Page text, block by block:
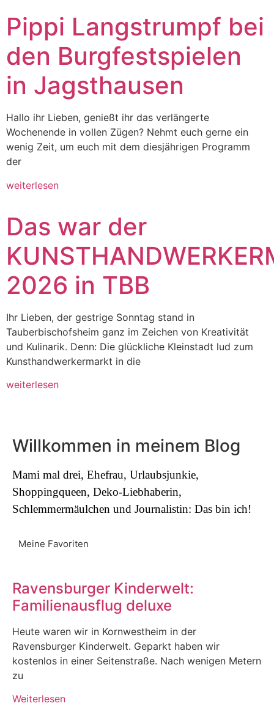
Pippi Langstrumpf bei
den Burgfestspielen
in Jagsthausen
Hallo ihr Lieben, genießt ihr das verlängerte
Wochenende in vollen Zügen? Nehmt euch gerne ein
wenig Zeit, um euch mit dem diesjährigen Programm
der
weiterlesen
Das war der
2026 in TBB
Ihr Lieben, der gestrige Sonntag stand in
Tauberbischofsheim ganz im Zeichen von Kreativität
und Kulinarik. Denn: Die glückliche Kleinstadt lud zum
Kunsthandwerkermarkt in die
weiterlesen
Willkommen in meinem Blog
Mami mal drei, Ehefrau, Urlaubsjunkie,
Shoppingqueen, Deko-Liebhaberin,
Schlemmermäulchen und Journalistin: Das bin ich!
Meine Favoriten
Ravensburger Kinderwelt:
Familienausflug deluxe
Heute waren wir in Kornwestheim in der
Ravensburger Kinderwelt. Geparkt haben wir
kostenlos in einer Seitenstraße. Nach wenigen Metern
zu
Weiterlesen